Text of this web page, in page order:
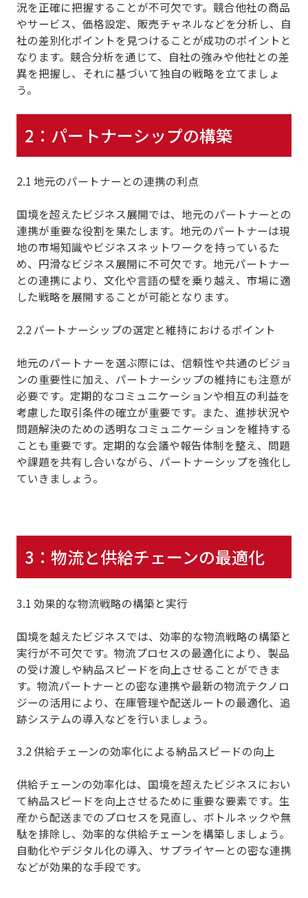
況を正確に把握することが不可欠です。競合他社の商品
やサービス、価格設定、販売チャネルなどを分析し、 自
社の差別化ポイントを見つけることが成功のポイントと
なります。競合分析を通じて、自社の強みや他社との差
異を把握し、それに基づいて独自の戦略を立てましょ
う。
2：パートナーシップの構築
2.1 地元のパートナーとの連携の利点
国境を超えたビジネス展開では、 地元のパートナーとの
連携が重要な役割を果たします。地元のパートナーは現
地の市場知識やビジネスネットワークを持っているた
め、円滑なビジネス展開に不可欠です。地元パートナー
との連携により、文化や言語の壁を乗り越え、市場に適
した戦略を展開することが可能となります。
2.2 パートナーシップの選定と維持におけるポイント
地元のパートナーを選ぶ際には、信頼性や共通のビジョ
ンの重要性に加え、パートナーシップの維持にも注意が
必要です。定期的なコミュニケーションや相互の利益を
考慮した取引条件の確立が重要です。また、進捗状況や
問題解決のための透明なコミュニケーションを維持する
ことも重要です。定期的な会議や報告体制を整え、問題
や課題を共有し合いながら、パートナーシップを強化し
ていきましょう。
3：物流と供給チェーンの最適化
3.1 効果的な物流戦略の構築と実行
国境を越えたビジネスでは、 効率的な物流戦略の構築と
実行が不可欠です。物流プロセスの最適化により、製品
の受け渡しや納品スピードを向上させることができま
す。物流パートナーとの密な連携や最新の物流テクノロ
ジーの活用により、在庫管理や配送ルートの最適化、追
跡システムの導入などを行いましょう。
3.2 供給チェーンの効率化による納品スピードの向上
供給チェーンの効率化は、国境を超えたビジネスにおい
て納品スピードを向上させるために重要な要素です。生
産から配送までのプロセスを見直し、ボトルネックや無
駄を排除し、 効率的な供給チェーンを構築しましょう。
自動化やデジタル化の導入、サプライヤーとの密な連携
などが効果的な手段です。